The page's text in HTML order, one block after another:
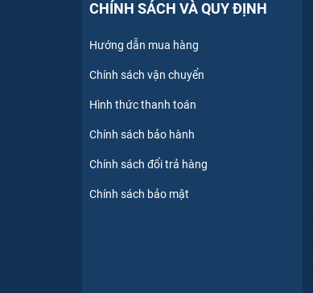
CHÍNH SÁCH VÀ QUY ĐỊNH
Hướng dẫn mua hàng
Chính sách vận chuyển
Hình thức thanh toán
Chính sách bảo hành
Chính sách đổi trả hàng
Chính sách bảo mật